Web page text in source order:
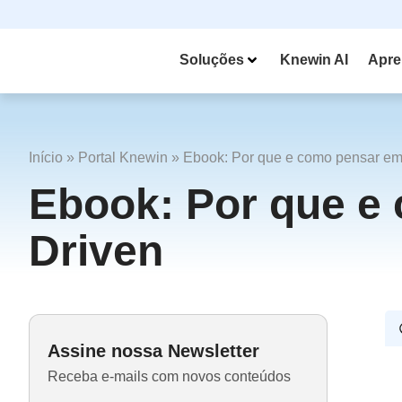
Soluções Knewin AI
Início » Portal Knewin » Ebook: Por que e como pensar
Ebook: Por que e
Driven
Assine nossa Newsletter
Receba e-mails com novos conteúdos